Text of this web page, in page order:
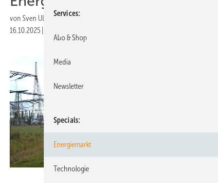
von Sven Ullrich
16.10.2025
Services
Abo & Shop
Media
Newsletter
Specials
Energiemarkt
Technologie